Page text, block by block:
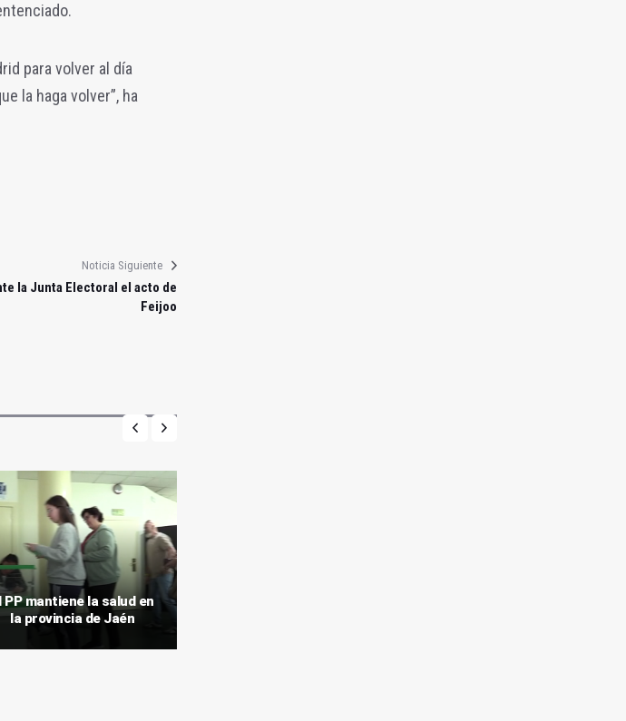
para volver al día
la haga volver”, ha
Noticia Siguiente
la Junta Electoral el acto de
Feijoo
PP mantiene la salud en
la provincia de Jaén